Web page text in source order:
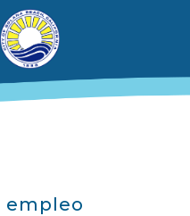
móvil
empleo